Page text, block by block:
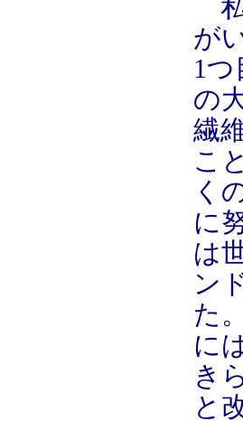
私
が
1
の
繊
こ
く
に
は
ン
た
に
き
と